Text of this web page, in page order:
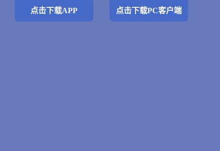
点击下载APP 点击下载PC客户端